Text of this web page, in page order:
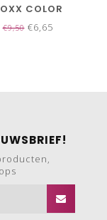
COLOR
4 PLY
€9,50€6,65